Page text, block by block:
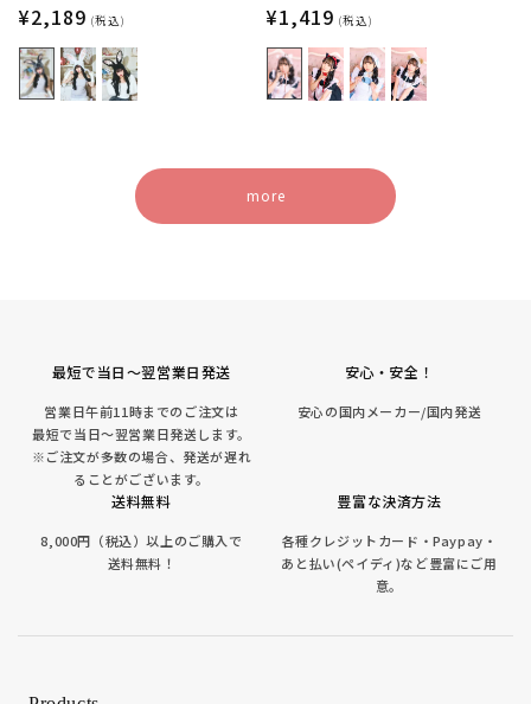
ック【クリアストーン】
通
常
価
格
¥2,189 (税込)
ぎ/くま【クリアストーン】
通
常
価
格
¥1,419 (税込)
more
最短で当日～翌営業日発送
営業日午前11時までのご注文は
最短で当日～翌営業日発送します。
※ご注文が多数の場合、発送が遅れ
ることがございます。
安心・安全！
安心の国内メーカー/国内発送
送料無料
8,000円（税込）以上のご購入で
送料無料！
豊富な決済方法
各種クレジットカード・Paypay・
あと払い(ペイディ)など豊富にご用
意。